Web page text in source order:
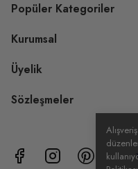
Popüler Kategoriler
Kurumsal
Üyelik
Sözleşmeler